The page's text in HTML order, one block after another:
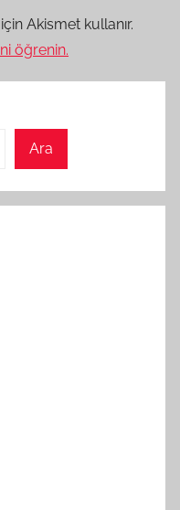
Akismet kullanır.
öğrenin.
Ara